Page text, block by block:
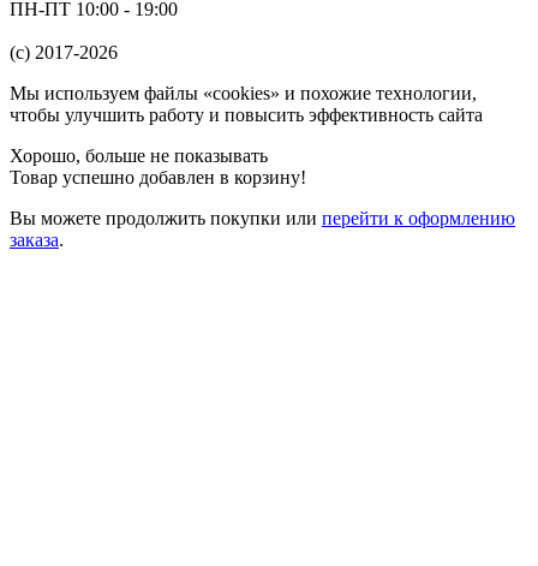
ПН-ПТ 10:00 - 19:00
(c) 2017-2026
Мы используем файлы «cookies» и похожие технологии,
чтобы улучшить работу и повысить эффективность сайта
Хорошо, больше не показывать
Товар успешно добавлен в корзину!
Вы можете продолжить покупки или перейти к оформлению
заказа.